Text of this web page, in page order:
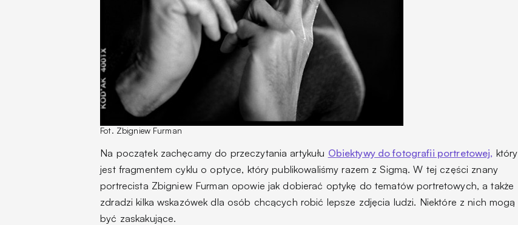
Fot. Zbigniew Furman
Na początek zachęcamy do przeczytania artykułu Obiektywy do fotografii portretowej, który
jest fragmentem cyklu o optyce, który publikowaliśmy razem z Sigmą. W tej części znany
portrecista Zbigniew Furman opowie jak dobierać optykę do tematów portretowych, a także
zdradzi kilka wskazówek dla osób chcących robić lepsze zdjęcia ludzi. Niektóre z nich mogą
być zaskakujące.